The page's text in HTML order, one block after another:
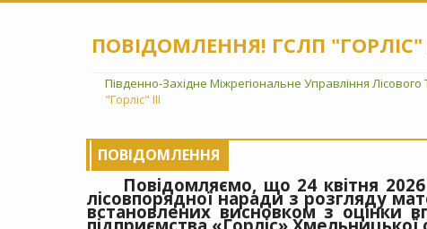
ПОВІДОМЛЕННЯ! ГСЛП "ГОРЛІС"
Південно-Західне Міжрегіональне Управління
"Горліс" ІІІ
ПОВІДОМЛЕННЯ
Повідомляємо, що 24 квітня
лісовпорядної наради з розгляду
встановлених висновком з оцінки